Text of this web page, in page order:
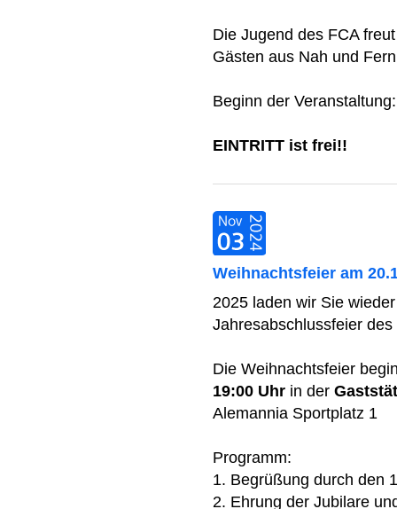
Die Jugend des FCA
Gästen aus Nah und
Beginn der
EINTRITT ist frei!!
Weihnachtsfeier am
2025 laden wir Sie
Jahresabschlussfeier
Die Weihnachtsfeier
19:00 Uhr in der
Alemannia Sportplatz 1
Programm:
1. Begrüßung durch den
2. Ehrung der Jubilare